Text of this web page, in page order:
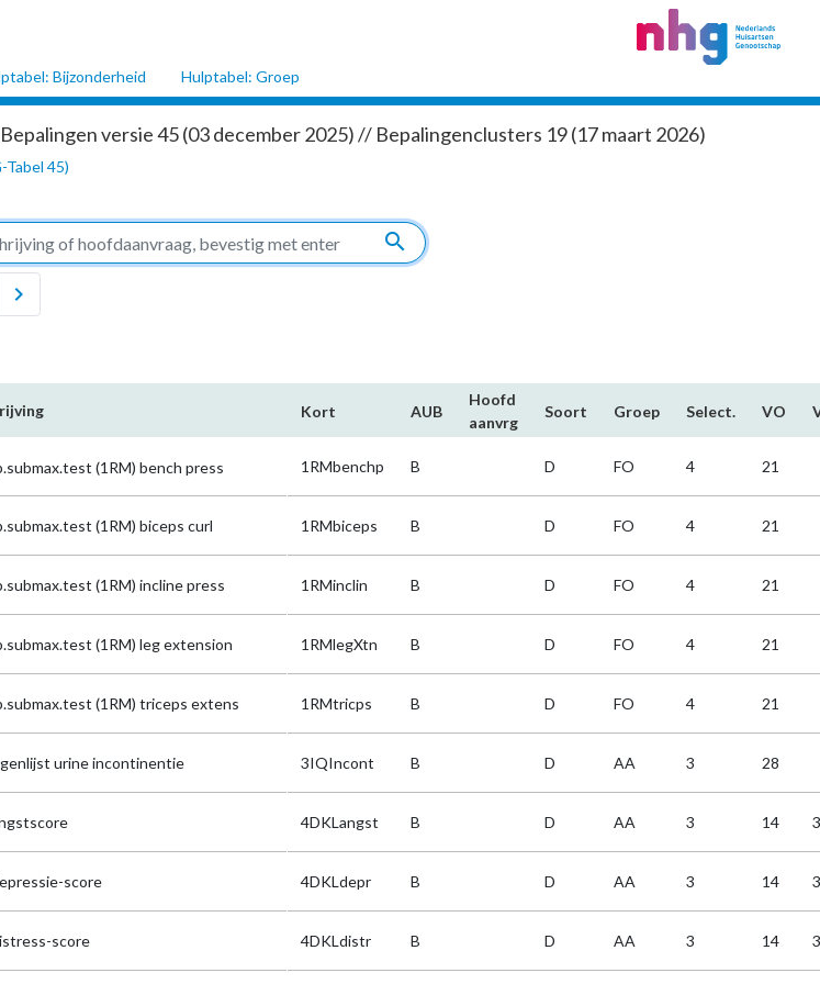
Bijzonderheid Hulptabel: Groep
versie 45 (03 december 2025) // Bepalingenclusters 19 (17 maart 2026)
45)
search
chevron_right
Kort AUB
Hoofd​
aanvrg
Soort Groep Select. VO
(1RM) bench press 1RMbenchp B D FO 4 21
(1RM) biceps curl 1RMbiceps B D FO 4 21
(1RM) incline press 1RMinclin B D FO 4 21
(1RM) leg extension 1RMlegXtn B D FO 4 21
(1RM) triceps extens 1RMtricps B D FO 4 21
urine incontinentie 3IQIncont B D AA 3 28
4DKLangst B D AA 3 14
score 4DKLdepr B D AA 3 14
score 4DKLdistr B D AA 3 14